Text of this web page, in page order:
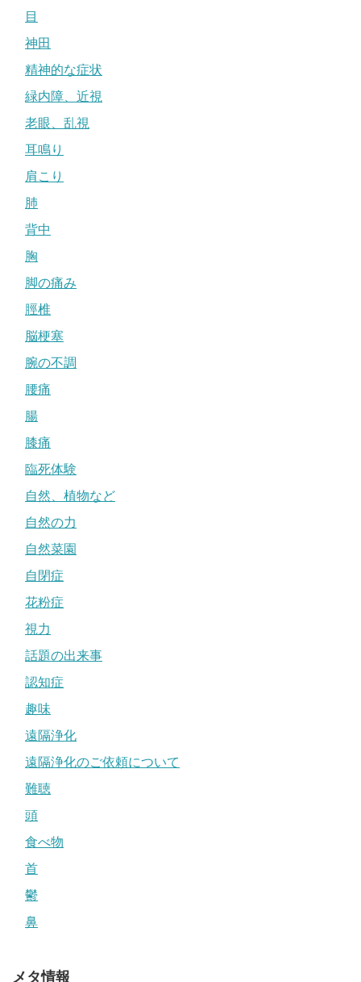
目
神田
精神的な症状
緑内障、近視
老眼、乱視
耳鳴り
肩こり
肺
背中
胸
脚の痛み
脛椎
脳梗塞
腕の不調
腰痛
腸
膝痛
臨死体験
自然、植物など
自然の力
自然菜園
自閉症
花粉症
視力
話題の出来事
認知症
趣味
遠隔浄化
遠隔浄化のご依頼について
難聴
頭
食べ物
首
鬱
鼻
メタ情報